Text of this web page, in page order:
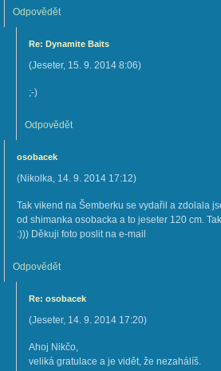
Odpovědět
Re: Dynamite Baits
(Jeseter, 15. 9. 2014 8:06)
;-)
Odpovědět
osobacek
(Nikolka, 14. 9. 2014 17:12)
Tak vikend na Šemberku se vydařil a zdolala
od shimanka osobacka a to jeseter 120 cm.
:))) Děkuji foto poslit na e-mail
Odpovědět
Re: osobacek
(Jeseter, 14. 9. 2014 17:20)
Ahoj Nikčo,
veliká gratulace a je vidět, že nezahálíš.